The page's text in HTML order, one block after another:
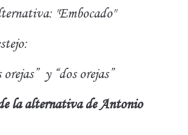
"Embocado"
orejas” y “dos orejas”
la alternativa de Antonio